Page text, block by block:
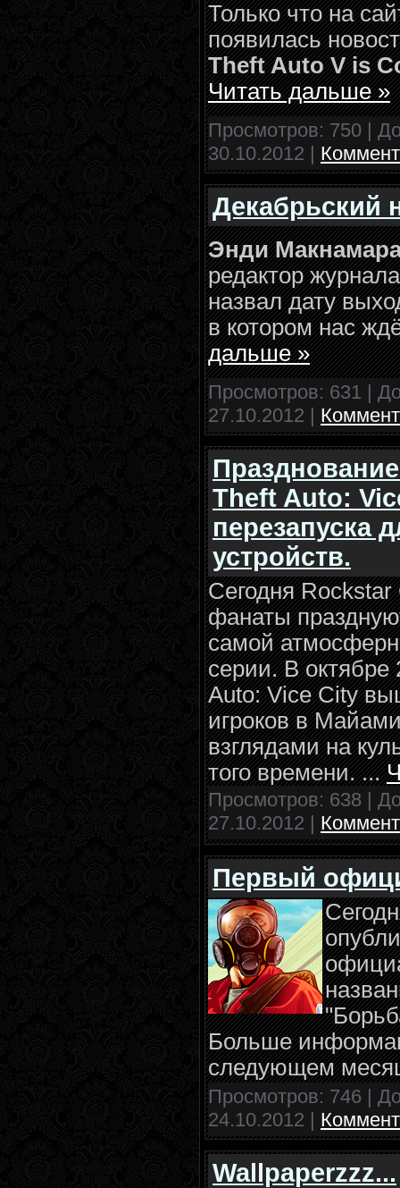
Только что на
появилась
Theft Auto V is
Читать дальше »
Просмотров: 750 |
30.10.2012 |
Декабрьский
Энди
редактор
назвал дату
в котором нас
дальше »
Просмотров: 631 |
27.10.2012 |
Theft Auto:
перезапуска
устройств.
Сегодня
фанаты
самой
серии. В октябре
Auto: Vice City
игроков в
взглядами на
того времени....
Просмотров: 638 |
27.10.2012 |
Первый
Больше
следующем
Просмотров: 746 |
24.10.2012 |
Wallpaperzzz...